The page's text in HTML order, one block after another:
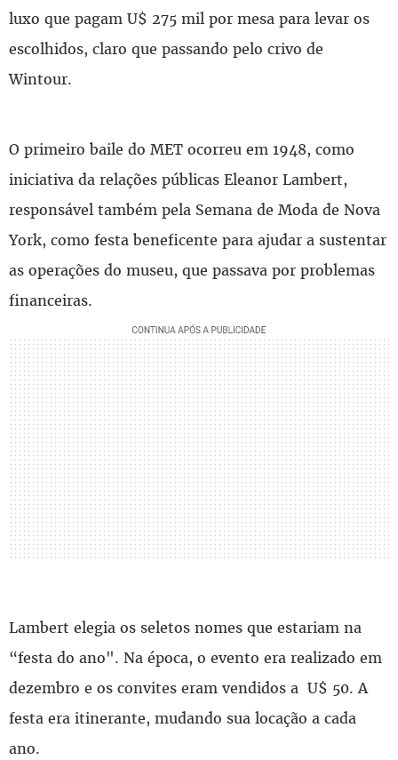
luxo que pagam U$ 275 mil por mesa para levar os
escolhidos, claro que passando pelo crivo de
Wintour.
O primeiro baile do MET ocorreu em 1948, como
iniciativa da relações públicas Eleanor Lambert,
responsável também pela Semana de Moda de Nova
York, como festa beneficente para ajudar a sustentar
as operações do museu, que passava por problemas
financeiras.
Lambert elegia os seletos nomes que estariam na
“festa do ano". Na época, o evento era realizado em
dezembro e os convites eram vendidos a U$ 50. A
festa era itinerante, mudando sua locação a cada
ano.